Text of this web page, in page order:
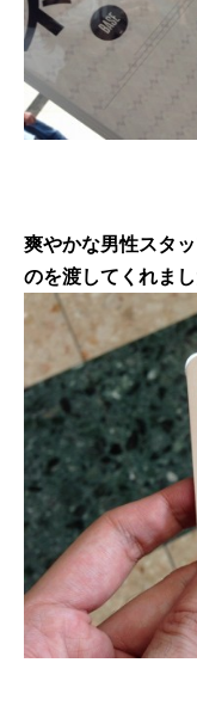
爽やかな男性スタ
のを渡してくれま